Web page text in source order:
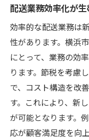
配送業務効率化が
効率的な配送業務は
性があります。横浜
にとって、業務の効
ります。節税を考慮
で、コスト構造を改
す。これにより、新
が可能となります。
応が顧客満足度を向